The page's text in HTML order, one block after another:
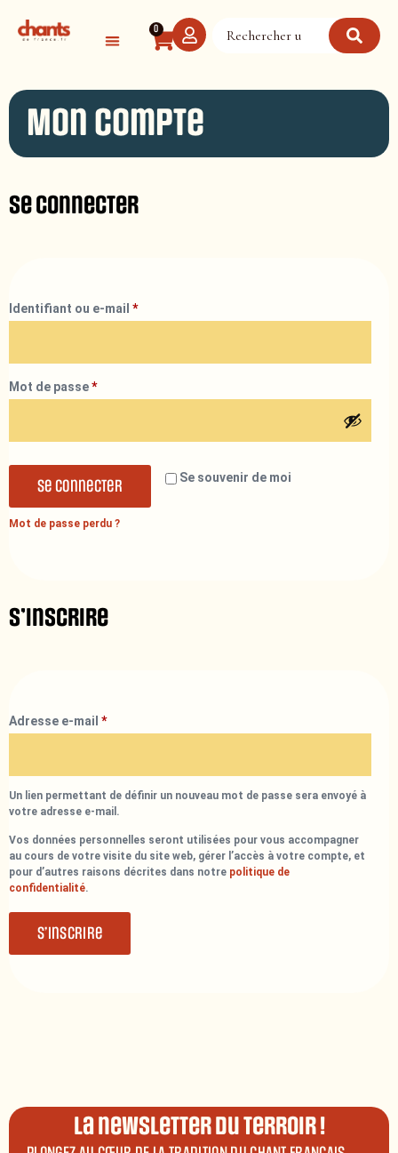
0
Mon compte
Se connecter
Identifiant ou e-mail *
Mot de passe*
Se souvenir de moi
Se connecter
Mot de passe perdu ?
S’inscrire
Adresse e-mail *
Un lien permettant de définir un nouveau mot de passe sera envoyé à
votre adresse e-mail.
Vos données personnelles seront utilisées pour vous accompagner
au cours de votre visite du site web, gérer l’accès à votre compte, et
pour d’autres raisons décrites dans notre politique de
confidentialité.
S’inscrire
La newsletter du terroir !